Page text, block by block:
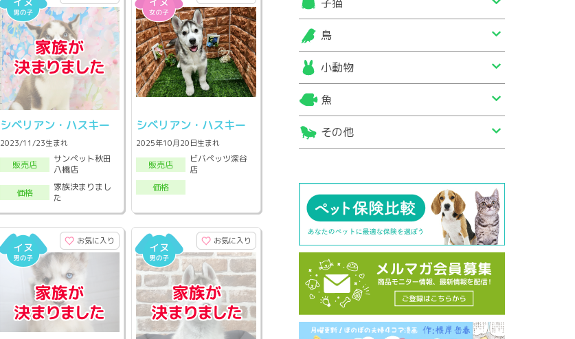
シベリアン・ハスキー
2023/11/23生まれ
販売店
サンペット秋田
八橋店
価格
家族決まりまし
た
シベリアン・ハスキー
2025年10月20日生まれ
販売店
ビバペッツ深谷
店
価格
お気に入り お気に入り
鳥
小動物
魚
その他